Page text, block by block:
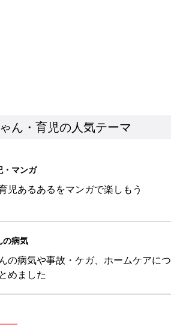
ん・育児の人気テーマ
・マンガ
児あるあるをマンガで楽しもう
の病気
の病気や事故・ケガ、ホームケアにつ
めました